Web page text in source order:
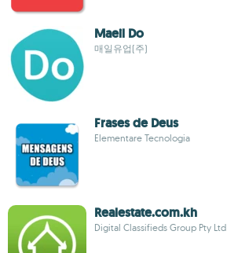
Maeil Do
매일유업(주)
Frases de Deus
Elementare Tecnologia
Realestate.com.kh
Digital Classifieds Group Pty Ltd